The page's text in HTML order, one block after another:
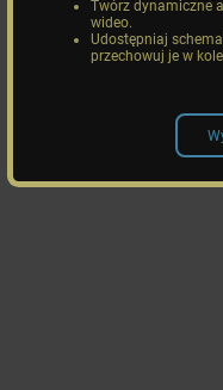
Twórz dynamiczne
wideo.
Udostępniaj
przechowuj je w